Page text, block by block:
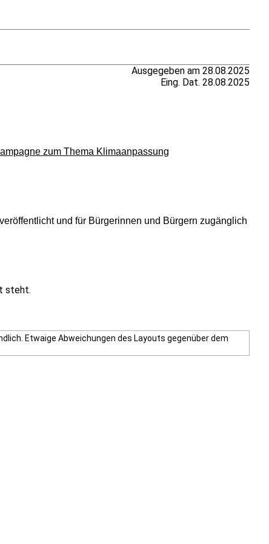
Ausgegeben am 28.08.2025
Eing. Dat. 28.08.2025
zum Thema Klimaanpassung
und für Bürgerinnen und Bürgern zugänglich
steht.
Etwaige Abweichungen des Layouts gegenüber dem